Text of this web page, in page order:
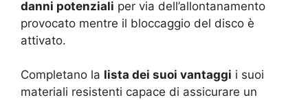
danni potenziali per via dell’allontanamento
provocato mentre il bloccaggio del disco è
attivato.
Completano la lista dei suoi vantaggi i suoi
materiali resistenti capace di assicurare un